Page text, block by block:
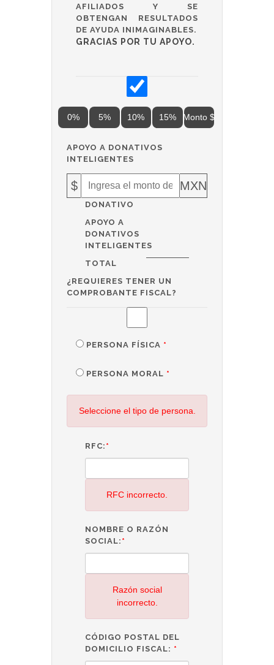
AFILIADOS Y SE
OBTENGAN RESULTADOS
DE AYUDA INIMAGINABLES.
GRACIAS POR TU APOYO.
0% 5% 10% 15% Monto $
APOYO A DONATIVOS
INTELIGENTES
$ MXN
DONATIVO
APOYO A
DONATIVOS
INTELIGENTES
TOTAL
¿REQUIERES TENER UN
COMPROBANTE FISCAL?
PERSONA FÍSICA *
PERSONA MORAL *
Seleccione el tipo de persona.
RFC: *
RFC incorrecto.
NOMBRE O RAZÓN
SOCIAL: *
Razón social
incorrecto.
CÓDIGO POSTAL DEL
DOMICILIO FISCAL: *